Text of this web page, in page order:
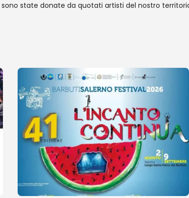
state donate da quotati artisti del nostro